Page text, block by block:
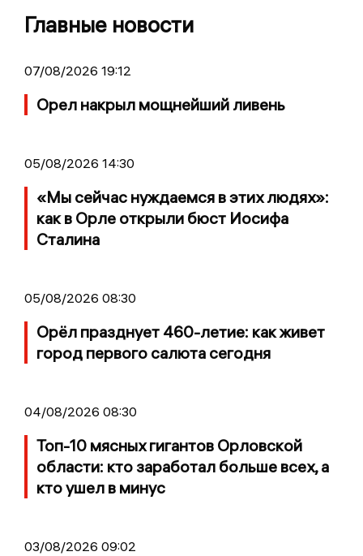
Главные новости
07/08/2026 19:12
Орел накрыл мощнейший ливень
05/08/2026 14:30
«Мы сейчас нуждаемся в этих людях»:
как в Орле открыли бюст Иосифа
Сталина
05/08/2026 08:30
Орёл празднует 460-летие: как живет
город первого салюта сегодня
04/08/2026 08:30
Топ-10 мясных гигантов Орловской
области: кто заработал больше всех, а
кто ушел в минус
03/08/2026 09:02